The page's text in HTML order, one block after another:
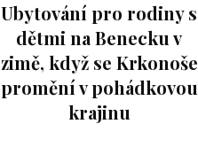
Ubytování pro rodiny s
dětmi na Benecku v
zimě, když se Krkonoše
promění v pohádkovou
krajinu